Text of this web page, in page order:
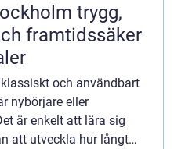
trygg,
framtidssäker
och användbart
nybörjare eller
är enkelt att lära sig
att utveckla hur långt